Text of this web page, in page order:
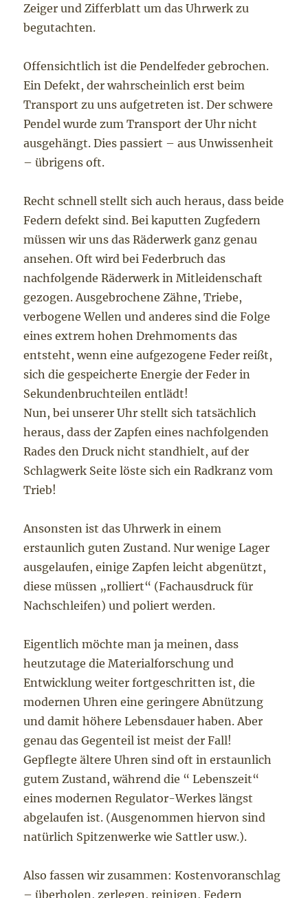
Zeiger und Zifferblatt um das Uhrwerk zu
begutachten.
Offensichtlich ist die Pendelfeder gebrochen.
Ein Defekt, der wahrscheinlich erst beim
Transport zu uns aufgetreten ist. Der schwere
Pendel wurde zum Transport der Uhr nicht
ausgehängt. Dies passiert – aus Unwissenheit
– übrigens oft.
Recht schnell stellt sich auch heraus, dass beide
Federn defekt sind. Bei kaputten Zugfedern
müssen wir uns das Räderwerk ganz genau
ansehen. Oft wird bei Federbruch das
nachfolgende Räderwerk in Mitleidenschaft
gezogen. Ausgebrochene Zähne, Triebe,
verbogene Wellen und anderes sind die Folge
eines extrem hohen Drehmoments das
entsteht, wenn eine aufgezogene Feder reißt,
sich die gespeicherte Energie der Feder in
Sekundenbruchteilen entlädt!
Nun, bei unserer Uhr stellt sich tatsächlich
heraus, dass der Zapfen eines nachfolgenden
Rades den Druck nicht standhielt, auf der
Schlagwerk Seite löste sich ein Radkranz vom
Trieb!
Ansonsten ist das Uhrwerk in einem
erstaunlich guten Zustand. Nur wenige Lager
ausgelaufen, einige Zapfen leicht abgenützt,
diese müssen „rolliert“ (Fachausdruck für
Nachschleifen) und poliert werden.
Eigentlich möchte man ja meinen, dass
heutzutage die Materialforschung und
Entwicklung weiter fortgeschritten ist, die
modernen Uhren eine geringere Abnützung
und damit höhere Lebensdauer haben. Aber
genau das Gegenteil ist meist der Fall!
Gepflegte ältere Uhren sind oft in erstaunlich
gutem Zustand, während die “ Lebenszeit“
eines modernen Regulator-Werkes längst
abgelaufen ist. (Ausgenommen hiervon sind
natürlich Spitzenwerke wie Sattler usw.).
Also fassen wir zusammen: Kostenvoranschlag
– überholen, zerlegen, reinigen, Federn